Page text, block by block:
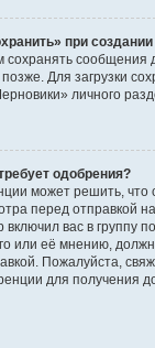
при
сохранять сообщения
Для загрузки
личного
одобрения?
может решить, что
перед отправкой
вас в группу
или её мнению,
Пожалуйста,
для получения